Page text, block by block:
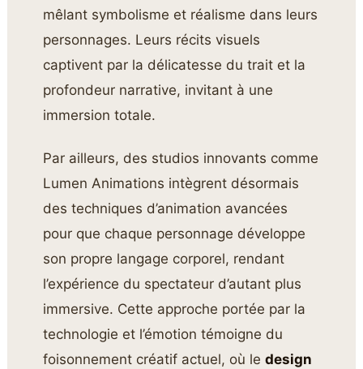
mêlant symbolisme et réalisme dans leurs
personnages. Leurs récits visuels
captivent par la délicatesse du trait et la
profondeur narrative, invitant à une
immersion totale.
Par ailleurs, des studios innovants comme
Lumen Animations intègrent désormais
des techniques d’animation avancées
pour que chaque personnage développe
son propre langage corporel, rendant
l’expérience du spectateur d’autant plus
immersive. Cette approche portée par la
technologie et l’émotion témoigne du
foisonnement créatif actuel, où ledesign